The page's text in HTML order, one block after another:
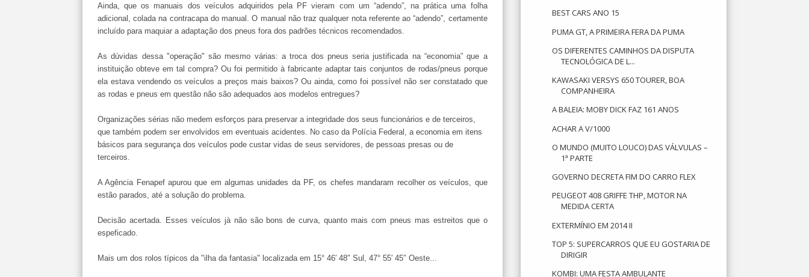
Ainda, que os manuais dos veículos adquiridos pela PF vieram com um “adendo”, na prática uma folha
adicional, colada na contracapa do manual. O manual não traz qualquer nota referente ao “adendo”, certamente
incluído para maquiar a adaptação dos pneus fora dos padrões técnicos recomendados.
As dúvidas dessa "operação" são mesmo várias: a troca dos pneus seria justificada na “economia” que a
instituição obteve em tal compra? Ou foi permitido à fabricante adaptar tais conjuntos de rodas/pneus porque
ela estava vendendo os veículos a preços mais baixos? Ou ainda, como foi possível não ser constatado que
as rodas e pneus em questão não são adequados aos modelos entregues?
Organizações sérias não medem esforços para preservar a integridade dos seus funcionários e de terceiros,
que também podem ser envolvidos em eventuais acidentes. No caso da Polícia Federal, a economia em itens
básicos para segurança dos veículos pode custar vidas de seus servidores, de pessoas presas ou de
terceiros.
A Agência Fenapef apurou que em algumas unidades da PF, os chefes mandaram recolher os veículos, que
estão parados, até a solução do problema.
Decisão acertada. Esses veículos jà não são bons de curva, quanto mais com pneus mas estreitos que o
espeficado.
Mais um dos rolos típicos da "ilha da fantasia" localizada em 15° 46′ 48″ Sul, 47° 55′ 45″ Oeste...
BEST CARS ANO 15
PUMA GT, A PRIMEIRA FERA DA PUMA
OS DIFERENTES CAMINHOS DA DISPUTA
TECNOLÓGICA DE L...
KAWASAKI VERSYS 650 TOURER, BOA
COMPANHEIRA
A BALEIA: MOBY DICK FAZ 161 ANOS
ACHAR A V/1000
O MUNDO (MUITO LOUCO) DAS VÁLVULAS –
1ª PARTE
GOVERNO DECRETA FIM DO CARRO FLEX
PEUGEOT 408 GRIFFE THP, MOTOR NA
MEDIDA CERTA
EXTERMÍNIO EM 2014 II
TOP 5: SUPERCARROS QUE EU GOSTARIA DE
DIRIGIR
KOMBI: UMA FESTA AMBULANTE